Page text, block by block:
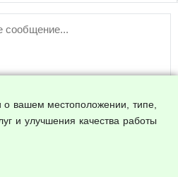
вашем местоположении, типе,
и улучшения качества работы
временно отключена!